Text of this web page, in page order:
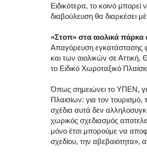
Ειδικότερα, το κοινό
διαβούλευση θα διαρκέσει
«Στοπ» στα αιολικά
Απαγόρευση εγκατάστασης
και των αιολικών σε
το Ειδικό Χωροταξικό
Όπως σημειώνει το ΥΠΕΝ,
Πλαισίων: για τον τουρισμό,
σχέδια αυτά δεν
χωρικός σχεδιασμός
μόνο έτσι μπορούμε να
σχεδίου, την αβεβαιότητα»,